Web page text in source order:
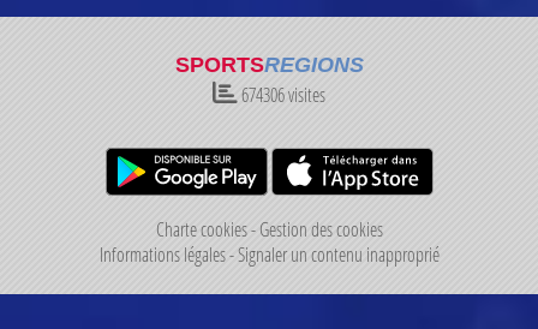
SPORTSREGIONS
674306visites
Charte cookies Gestion des cookies
Informations légales Signaler un contenu inapproprié